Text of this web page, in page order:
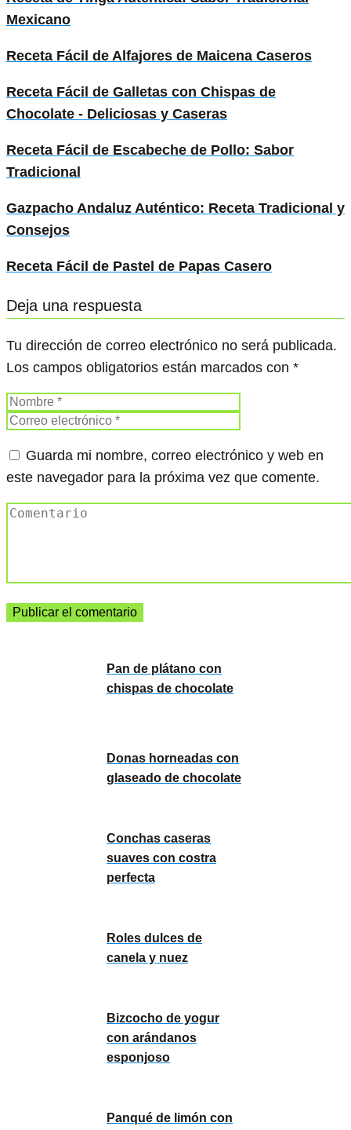
Mexicano
Receta Fácil de Alfajores de Maicena Caseros
Receta Fácil de Galletas con Chispas de
Chocolate - Deliciosas y Caseras
Receta Fácil de Escabeche de Pollo: Sabor
Tradicional
Gazpacho Andaluz Auténtico: Receta Tradicional y
Consejos
Receta Fácil de Pastel de Papas Casero
Deja una respuesta
Tu dirección de correo electrónico no será publicada.
Los campos obligatorios están marcados con *
Guarda mi nombre, correo electrónico y web en
este navegador para la próxima vez que comente.
Pan de plátano con
chispas de chocolate
Donas horneadas con
glaseado de chocolate
Conchas caseras
suaves con costra
perfecta
Roles dulces de
canela y nuez
Bizcocho de yogur
con arándanos
esponjoso
Panqué de limón con